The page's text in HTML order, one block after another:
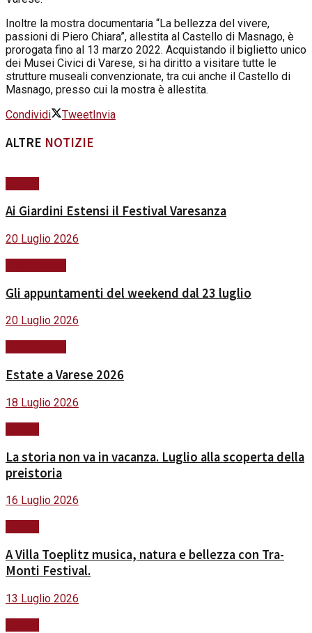
Inoltre la mostra documentaria “La bellezza del vivere,
passioni di Piero Chiara”, allestita al Castello di Masnago, è
prorogata fino al 13 marzo 2022. Acquistando il biglietto unico
dei Musei Civici di Varese, si ha diritto a visitare tutte le
strutture museali convenzionate, tra cui anche il Castello di
Masnago, presso cui la mostra è allestita.
Condividi
TweetInvia
ALTRE NOTIZIE
Ai Giardini Estensi il Festival Varesanza
20 Luglio 2026
Gli appuntamenti del weekend dal 23 luglio
20 Luglio 2026
Estate a Varese 2026
18 Luglio 2026
La storia non va in vacanza. Luglio alla scoperta della
preistoria
16 Luglio 2026
A Villa Toeplitz musica, natura e bellezza con Tra-
Monti Festival.
13 Luglio 2026